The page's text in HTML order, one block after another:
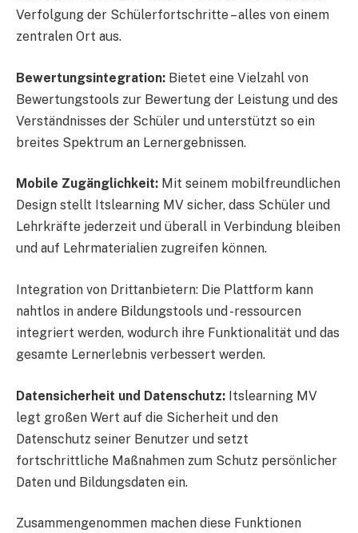
Verfolgung der Schülerfortschritte – alles von einem
zentralen Ort aus.
Bewertungsintegration: Bietet eine Vielzahl von
Bewertungstools zur Bewertung der Leistung und des
Verständnisses der Schüler und unterstützt so ein
breites Spektrum an Lernergebnissen.
Mobile Zugänglichkeit: Mit seinem mobilfreundlichen
Design stellt Itslearning MV sicher, dass Schüler und
Lehrkräfte jederzeit und überall in Verbindung bleiben
und auf Lehrmaterialien zugreifen können.
Integration von Drittanbietern: Die Plattform kann
nahtlos in andere Bildungstools und -ressourcen
integriert werden, wodurch ihre Funktionalität und das
gesamte Lernerlebnis verbessert werden.
Datensicherheit und Datenschutz: Itslearning MV
legt großen Wert auf die Sicherheit und den
Datenschutz seiner Benutzer und setzt
fortschrittliche Maßnahmen zum Schutz persönlicher
Daten und Bildungsdaten ein.
Zusammengenommen machen diese Funktionen